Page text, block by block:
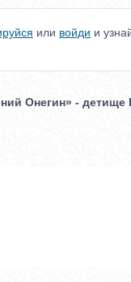
или войди и
Онегин» - детище